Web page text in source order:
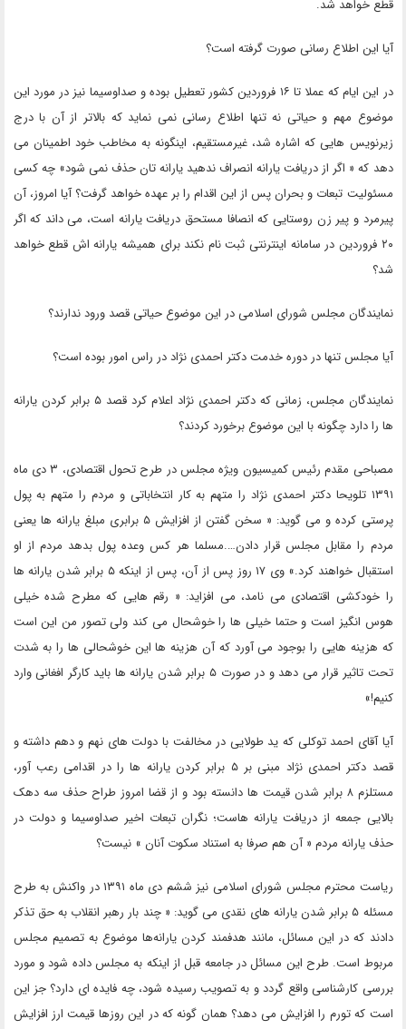
قطع خواهد شد.
آیا این اطلاع رسانی صورت گرفته است؟
در این ایام که عملا تا ۱۶ فروردین کشور تعطیل بوده و صداوسیما نیز در مورد این
موضوع مهم و حیاتی نه تنها اطلاع رسانی نمی نماید که بالاتر از آن با درج
زیرنویس هایی که اشاره شد، غیرمستقیم، اینگونه به مخاطب خود اطمینان می
دهد که « اگر از دریافت یارانه انصراف ندهید یارانه تان حذف نمی شود» چه کسی
مسئولیت تبعات و بحران پس از این اقدام را بر عهده خواهد گرفت؟ آیا امروز، آن
پیرمرد و پیر زن روستایی که انصافا مستحق دریافت یارانه است، می داند که اگر
۲۰ فروردین در سامانه اینترنتی ثبت نام نکند برای همیشه یارانه اش قطع خواهد
شد؟
نمایندگان مجلس شورای اسلامی در این موضوع حیاتی قصد ورود ندارند؟
آیا مجلس تنها در دوره خدمت دکتر احمدی نژاد در راس امور بوده است؟
نمایندگان مجلس، زمانی که دکتر احمدی نژاد اعلام کرد قصد ۵ برابر کردن یارانه
ها را دارد چگونه با این موضوع برخورد کردند؟
مصباحی مقدم رئیس کمیسیون ویژه مجلس در طرح تحول اقتصادی، ۳ دی ماه
۱۳۹۱ تلویحا دکتر احمدی نژاد را متهم به کار انتخاباتی و مردم را متهم به پول
پرستی کرده و می گوید: « سخن گفتن از افزایش ۵ برابری مبلغ یارانه ها یعنی
مردم را مقابل مجلس قرار دادن….مسلما هر کس وعده پول بدهد مردم از او
استقبال خواهند کرد.» وی ۱۷ روز پس از آن، پس از اینکه ۵ برابر شدن یارانه ها
را خودکشی اقتصادی می نامد، می افزاید: « رقم هایی که مطرح شده خیلی
هوس انگیز است و حتما خیلی ها را خوشحال می کند ولی تصور من این است
که هزینه هایی را بوجود می آورد که آن هزینه ها این خوشحالی ها را به شدت
تحت تاثیر قرار می دهد و در صورت ۵ برابر شدن یارانه ها باید کارگر افغانی وارد
کنیم!»
آیا آقای احمد توکلی که ید طولایی در مخالفت با دولت های نهم و دهم داشته و
قصد دکتر احمدی نژاد مبنی بر ۵ برابر کردن یارانه ها را در اقدامی رعب آور،
مستلزم ۸ برابر شدن قیمت ها دانسته بود و از قضا امروز طراح حذف سه دهک
بالایی جمعه از دریافت یارانه هاست؛ نگران تبعات اخیر صداوسیما و دولت در
حذف یارانه مردم « آن هم صرفا به استناد سکوت آنان » نیست؟
ریاست محترم مجلس شورای اسلامی نیز ششم دی ماه ۱۳۹۱ در واکنش به طرح
مسئله ۵ برابر شدن یارانه های نقدی می گوید: « چند بار رهبر انقلاب به حق تذکر
دادند که در این مسائل، مانند هدفمند کردن یارانه‌ها موضوع به تصمیم مجلس
مربوط است. طرح این مسائل در جامعه قبل از اینکه به مجلس داده شود و مورد
بررسی کارشناسی واقع گردد و به تصویب رسیده شود، چه فایده ای دارد؟ جز این
است که تورم را افزایش می دهد؟ همان گونه که در این روزها قیمت ارز افزایش